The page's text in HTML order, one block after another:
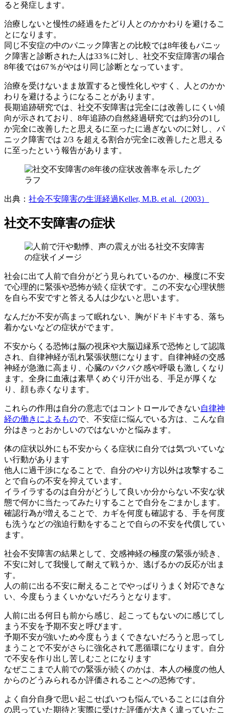
ると発症します。
治療しないと慢性の経過をたどり人とのかかわりを避けるこ
とになります。
同じ不安症の中のパニック障害との比較では8年後もパニッ
ク障害と診断された人は33％に対し、社交不安症障害の場合
8年後では67％がやはり同じ診断となっています。
治療を受けないまま放置すると慢性化しやすく、人とのかか
わりを避けるようになることがあります。
長期追跡研究では、社交不安障害は完全には改善しにくい傾
向が示されており、8年追跡の自然経過研究では約3分の1し
か完全に改善したと思えるに至ったに過ぎないのに対し、パ
ニック障害では 2/3 を超える割合が完全に改善したと思える
に至ったという報告があります。
出典： 社会不安障害の生涯経過Keller, M.B. et al.（2003）
社交不安障害の症状
社会に出て人前で自分がどう見られているのか 、極度に不安
で心理的に緊張や恐怖が続く症状です。この不安な心理状態
を自ら不安ですと答える人は少ないと思います。
なんだか不安が高まって眠れない、胸がドキドキする、落ち
着かないなどの症状がでます。
不安からくる恐怖は脳の視床や大脳辺縁系で恐怖として認識
され、自律神経が乱れ緊張状態になります。自律神経の交感
神経が急激に高まり、心臓のバクバク感や呼吸も激しくなり
ます。全身に血液は素早くめぐり汗が出る、手足が厚くな
り、顔も赤くなります。
これらの作用は自分の意志ではコントロールできない自律神
経の働きによるもので、不安症に悩んでいる方は、こんな自
分はきっとおかしいのではないかと悩みます。
体の症状以外にも不安からくる症状に自分では気づいていな
い行動があります
他人に過干渉になることで、自分のやり方以外は攻撃するこ
とで自らの不安を抑えています。
イライラするのは自分がどうして良いか分からない不安な状
態で何かに当たってみたりすることで自分をごまかします。
確認行為が増えることで、カギを何度も確認する、手を何度
も洗うなどの強迫行動をすることで自らの不安を代償してい
ます。
社会不安障害の結果として、交感神経の極度の緊張が続き、
不安に対して我慢して耐えて戦うか、逃げるかの反応が出ま
す。
人の前に出る不安に耐えることでやっぱりうまく対応できな
い、今度もうまくいかないだろうとなります。
人前に出る何日も前から感じ、起こってもないのに感じてし
まう不安を予期不安と呼びます。
予期不安が強いため今度もうまくできないだろうと思ってし
まうことで不安がさらに強化されて悪循環になります。自分
で不安を作り出し苦しむことになります
なぜここまで人前での緊張が続くのかは、本人の極度の他人
からのどうみられるか評価されることへの恐怖です。
よく自分自身で思い起こせばいつも悩んでいることには自分
の思っていた期待と実際に受けた評価が大きく違っていたこ